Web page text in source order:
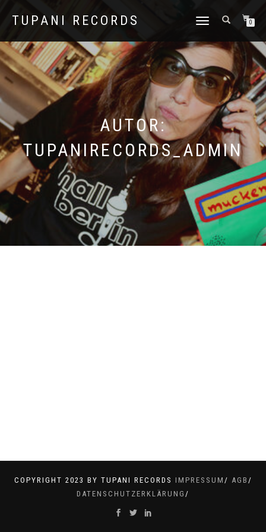
TUPANI RECORDS
NAVIGATION
0
AUTOR:
TUPANIRECORDS_ADMIN
COPYRIGHT 2023 BY TUPANI RECORDS IMPRESSUM / AGB /
DATENSCHUTZERKLÄRUNG /